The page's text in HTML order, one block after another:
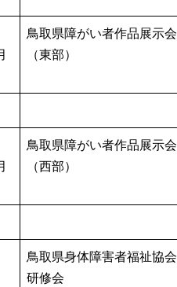
鳥取県障がい者作品展示会
（東部）
鳥取県障がい者作品展示会
（西部）
鳥取県身体障害者福祉協会
研修会